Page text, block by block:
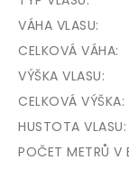
VÁHA VLASU:
CELKOVÁ VÁHA:
VÝŠKA VLASU:
CELKOVÁ VÝŠKA:
HUSTOTA VLASU:
POČET METRŮ V